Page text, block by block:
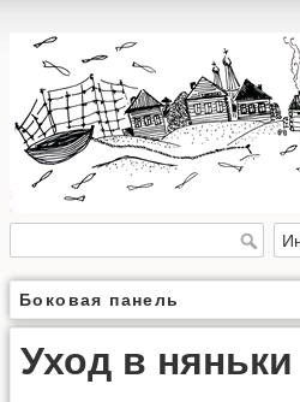
Боковая панель
Уход в няньки